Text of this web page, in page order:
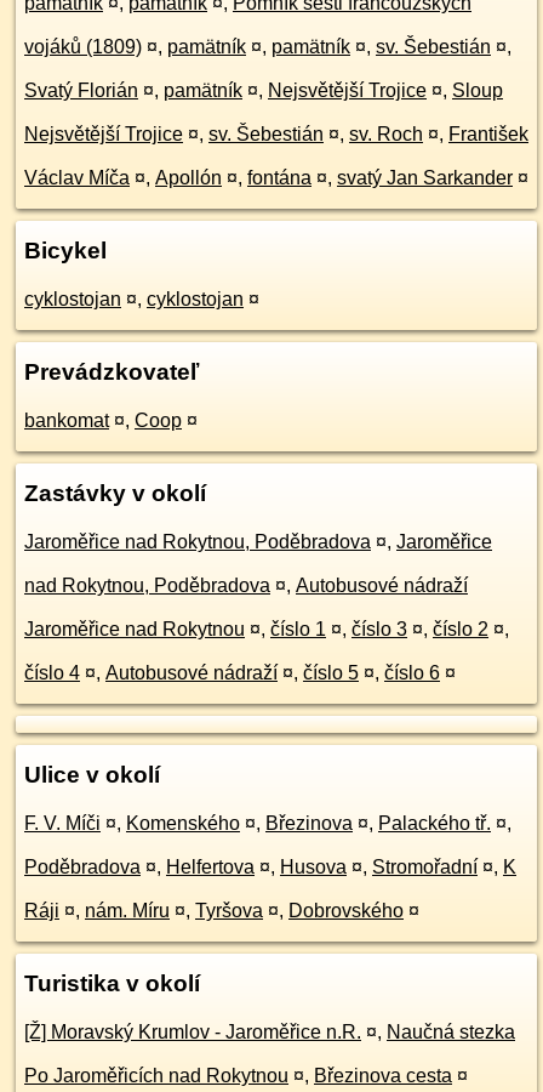
vojáků (1809) ¤, pamätník ¤, pamätník ¤, sv. Šebestián ¤,
Svatý Florián ¤, pamätník ¤, Nejsvětější Trojice ¤, Sloup
Nejsvětější Trojice ¤, sv. Šebestián ¤, sv. Roch ¤, František
Václav Míča ¤, Apollón ¤, fontána ¤, svatý Jan Sarkander ¤
Bicykel
cyklostojan ¤, cyklostojan ¤
Prevádzkovateľ
bankomat ¤, Coop ¤
Zastávky v okolí
Jaroměřice nad Rokytnou, Poděbradova ¤, Jaroměřice
nad Rokytnou, Poděbradova ¤, Autobusové nádraží
Jaroměřice nad Rokytnou ¤, číslo 1 ¤, číslo 3 ¤, číslo 2 ¤,
číslo 4 ¤, Autobusové nádraží ¤, číslo 5 ¤, číslo 6 ¤
Ulice v okolí
F. V. Míči ¤, Komenského ¤, Březinova ¤, Palackého tř. ¤,
Poděbradova ¤, Helfertova ¤, Husova ¤, Stromořadní ¤, K
Ráji ¤, nám. Míru ¤, Tyršova ¤, Dobrovského ¤
Turistika v okolí
[Ž] Moravský Krumlov - Jaroměřice n.R. ¤, Naučná stezka
Po Jaroměřicích nad Rokytnou ¤, Březinova cesta ¤